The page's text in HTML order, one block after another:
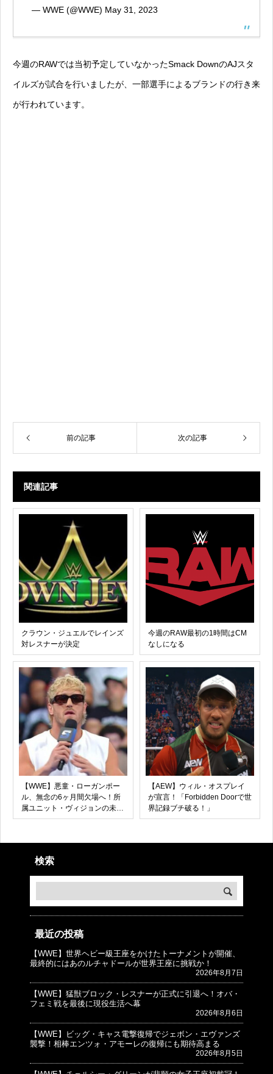
— WWE (@WWE) May 31, 2023
今週のRAWでは当初予定していなかったSmack DownのAJスタ
イルズが試合を行いましたが、一部選手によるブランドの行き来
が行われています。
前の記事 次の記事
関連記事
クラウン・ジュエルでレインズ
対レスナーが決定
今週のRAW最初の1時間はCM
なしになる
【WWE】悪童・ローガンポー
ル、無念の6ヶ月間欠場へ！所
属ユニット・ヴィジョンの未来
はどうなるのか！
【AEW】ウィル・オスプレイ
が宣言！「Forbidden Doorで世
界記録ブチ破る！」
検索
最近の投稿
【WWE】世界ヘビー級王座をかけたトーナメントが開催、
最終的にはあのルチャドールが世界王座に挑戦か！
2026年8月7日
【WWE】猛獣ブロック・レスナーが正式に引退へ！オバ・
フェミ戦を最後に現役生活へ幕
2026年8月6日
【WWE】ビッグ・キャス電撃復帰でジェボン・エヴァンズ
襲撃！相棒エンツォ・アモーレの復帰にも期待高まる
2026年8月5日
© プロレスJunkie ～WWEの最新情報 USA～